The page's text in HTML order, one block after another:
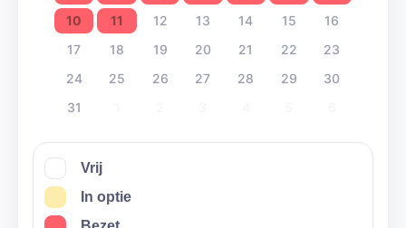
10
11 12 13 14 15
16
17
18 19 20 21 22
23
24
25 26 27 28 29
30
31
Vrij
In optie